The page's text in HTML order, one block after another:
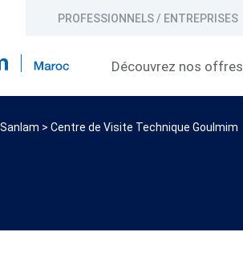
PROFESSIONNELS / ENTREPRISES
Découvrez nos offres
> Centre de Visite Technique Goulmim